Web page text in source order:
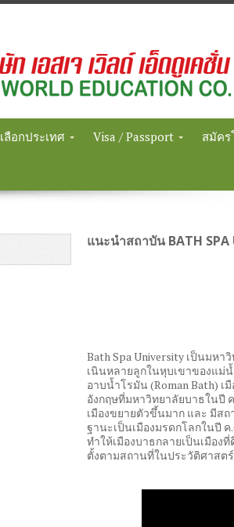
เลือกประเทศ Visa / Passport สมัคร
แนะนำสถาบัน BATH SPA
Bath Spa University เป็นมหา
เนินหลายลูกในหุบเขาของแม่
อาบน้ำโรมัน (Roman Bath) เ
อังกฤษที่มหาวิทยาลัยบาธในปี ค
เมืองขยายตัวขึ้นมาก และ มีส
ฐานะเป็นเมืองมรดกโลกในปี ค.
ทำให้เมืองบาธกลายเป็นเมือง
ตั้งตามสถานที่ในประวัติศาสต